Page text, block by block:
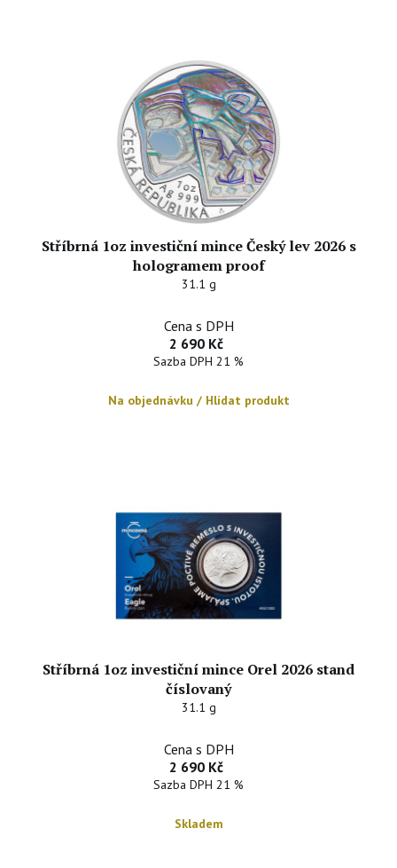
Stříbrná 1oz investiční mince Český lev 2026 s
hologramem proof
31.1 g
Cena s DPH
2 690 Kč
Sazba DPH 21 %
Na objednávku / Hlídat produkt
Stříbrná 1oz investiční mince Orel 2026 stand
číslovaný
31.1 g
Cena s DPH
2 690 Kč
Sazba DPH 21 %
Skladem